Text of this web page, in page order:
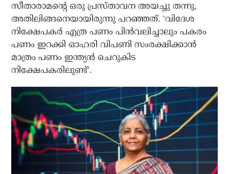
സീതാരാമന്റെ ഒരു പ്രസ്താവന അയച്ചു തന്നു,
അതിലിങ്ങനെയായിരുന്നു പറഞ്ഞത്. ‘വിദേശ
നിക്ഷേപകര്‍ എത്ര പണം പിന്‍വലിച്ചാലും പകരം
പണം ഇറക്കി ഓഹരി വിപണി സംരക്ഷിക്കാന്‍
മാത്രം പണം ഇന്ത്യന്‍ ചെറുകിട
നിക്ഷേപകരിലുണ്ട്’.